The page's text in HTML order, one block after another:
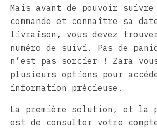
Mais avant de pouvoir
commande et connaître sa
livraison, vous devez
numéro de suivi. Pas de
n’est pas sorcier ! Zara
plusieurs options pour
information précieuse.
La première solution, et la
est de consulter votre